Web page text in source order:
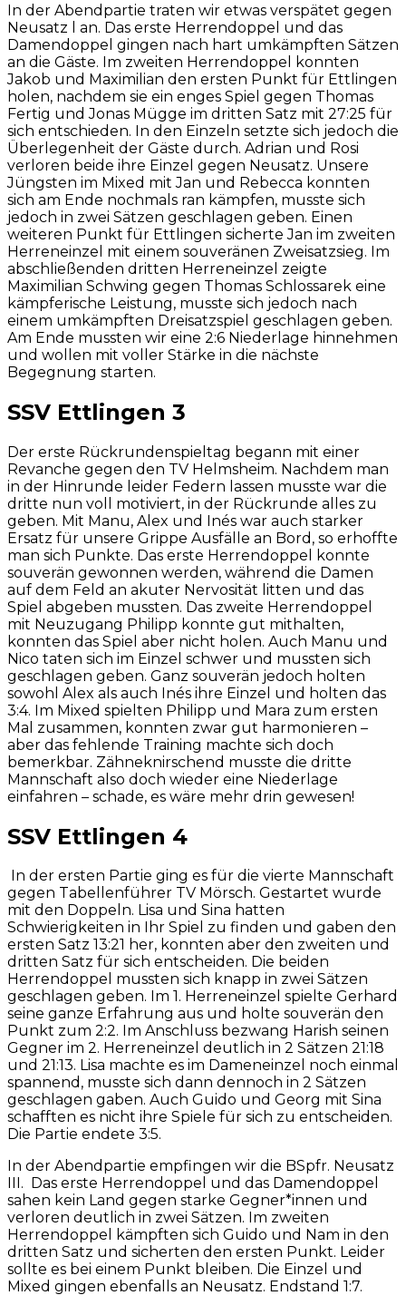
In der Abendpartie traten wir etwas verspätet gegen
Neusatz l an. Das erste Herrendoppel und das
Damendoppel gingen nach hart umkämpften Sätzen
an die Gäste. Im zweiten Herrendoppel konnten
Jakob und Maximilian den ersten Punkt für Ettlingen
holen, nachdem sie ein enges Spiel gegen Thomas
Fertig und Jonas Mügge im dritten Satz mit 27:25 für
sich entschieden. In den Einzeln setzte sich jedoch die
Überlegenheit der Gäste durch. Adrian und Rosi
verloren beide ihre Einzel gegen Neusatz. Unsere
Jüngsten im Mixed mit Jan und Rebecca konnten
sich am Ende nochmals ran kämpfen, musste sich
jedoch in zwei Sätzen geschlagen geben. Einen
weiteren Punkt für Ettlingen sicherte Jan im zweiten
Herreneinzel mit einem souveränen Zweisatzsieg. Im
abschließenden dritten Herreneinzel zeigte
Maximilian Schwing gegen Thomas Schlossarek eine
kämpferische Leistung, musste sich jedoch nach
einem umkämpften Dreisatzspiel geschlagen geben.
Am Ende mussten wir eine 2:6 Niederlage hinnehmen
und wollen mit voller Stärke in die nächste
Begegnung starten.
SSV Ettlingen 3
Der erste Rückrundenspieltag begann mit einer
Revanche gegen den TV Helmsheim. Nachdem man
in der Hinrunde leider Federn lassen musste war die
dritte nun voll motiviert, in der Rückrunde alles zu
geben. Mit Manu, Alex und Inés war auch starker
Ersatz für unsere Grippe Ausfälle an Bord, so erhoffte
man sich Punkte. Das erste Herrendoppel konnte
souverän gewonnen werden, während die Damen
auf dem Feld an akuter Nervosität litten und das
Spiel abgeben mussten. Das zweite Herrendoppel
mit Neuzugang Philipp konnte gut mithalten,
konnten das Spiel aber nicht holen. Auch Manu und
Nico taten sich im Einzel schwer und mussten sich
geschlagen geben. Ganz souverän jedoch holten
sowohl Alex als auch Inés ihre Einzel und holten das
3:4. Im Mixed spielten Philipp und Mara zum ersten
Mal zusammen, konnten zwar gut harmonieren –
aber das fehlende Training machte sich doch
bemerkbar. Zähneknirschend musste die dritte
Mannschaft also doch wieder eine Niederlage
einfahren – schade, es wäre mehr drin gewesen!
SSV Ettlingen 4
In der ersten Partie ging es für die vierte Mannschaft
gegen Tabellenführer TV Mörsch. Gestartet wurde
mit den Doppeln. Lisa und Sina hatten
Schwierigkeiten in Ihr Spiel zu finden und gaben den
ersten Satz 13:21 her, konnten aber den zweiten und
dritten Satz für sich entscheiden. Die beiden
Herrendoppel mussten sich knapp in zwei Sätzen
geschlagen geben. Im 1. Herreneinzel spielte Gerhard
seine ganze Erfahrung aus und holte souverän den
Punkt zum 2:2. Im Anschluss bezwang Harish seinen
Gegner im 2. Herreneinzel deutlich in 2 Sätzen 21:18
und 21:13. Lisa machte es im Dameneinzel noch einmal
spannend, musste sich dann dennoch in 2 Sätzen
geschlagen gaben. Auch Guido und Georg mit Sina
schafften es nicht ihre Spiele für sich zu entscheiden.
Die Partie endete 3:5.
In der Abendpartie empfingen wir die BSpfr. Neusatz
III. Das erste Herrendoppel und das Damendoppel
sahen kein Land gegen starke Gegner*innen und
verloren deutlich in zwei Sätzen. Im zweiten
Herrendoppel kämpften sich Guido und Nam in den
dritten Satz und sicherten den ersten Punkt. Leider
sollte es bei einem Punkt bleiben. Die Einzel und
Mixed gingen ebenfalls an Neusatz. Endstand 1:7.